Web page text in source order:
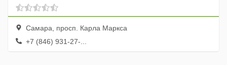
Самара, просп. Карла Маркса
+7 (846) 931-27-...